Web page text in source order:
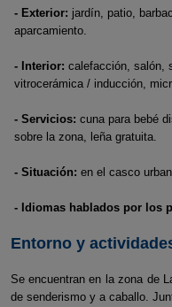
- Exterior: jardín, patio,
aparcamiento.
- Interior: calefacción, salón,
vitrocerámica / inducción,
- Servicios: cuna para bebé
sobre la zona, leña gratuita.
- Situación: en el casco
- Idiomas hablados por los
Entorno y
Se encuentran en la zona de
de senderismo y a caballo.